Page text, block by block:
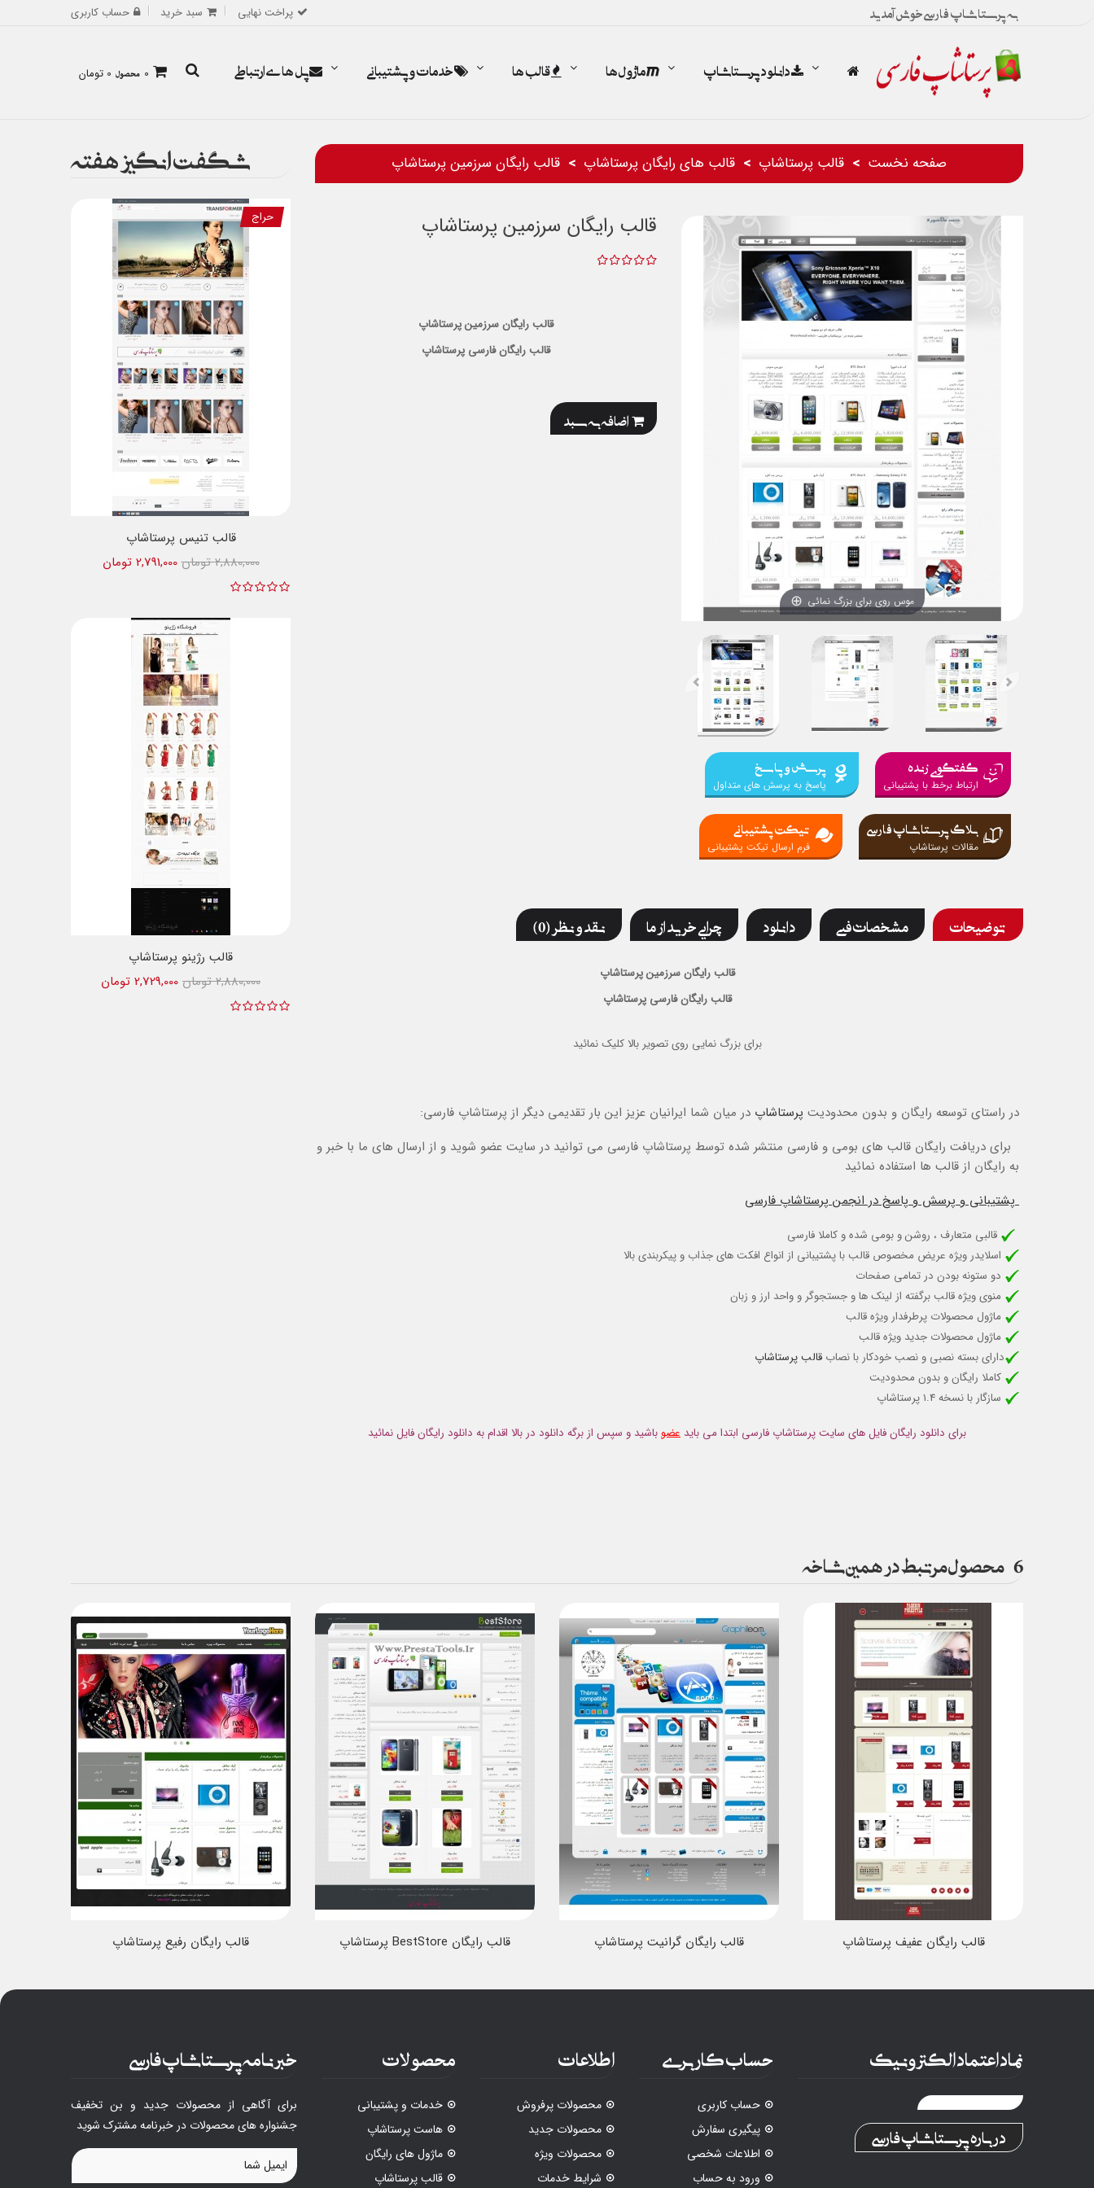
به پرستاشاپ فارسی خوش آمدید پراخت نهایی سبد خرید حساب کاربری
0 محصول 0 تومان دانلود پرستاشاپ ماژول ها قالب ها خدمات و پشتیبانی پل های ارتباطی
صفحه نخست قالب پرستاشاپ قالب های رایگان پرستاشاپ قالب رایگان سرزمین پرستاشاپ
موس روی برای بزرگ نمائی
گفتگوی زنده
ارتباط برخط با پشتیبانی
پرسش و پاسخ
پاسخ به پرسش های متداول
بلاگ پرستاشاپ فارسی
مقالات پرستاشاپ
تیکت پشتیبانی
فرم ارسال تیکت پشتیبانی
قالب رایگان سرزمین پرستاشاپ
قالب رایگان سرزمین پرستاشاپ
قالب رایگان فارسی پرستاشاپ
اضافه به سبد
توضیحات مشخصات فنی دانلود چرایی خرید از ما نقد و نظر (0)
قالب رایگان سرزمین پرستاشاپ
قالب رایگان فارسی پرستاشاپ
برای بزرگ نمایی روی تصویر بالا کلیک نمائید
در راستای توسعه رایگان و بدون محدودیت پرستاشاپ در میان شما ایرانیان عزیز این بار تقدیمی دیگر از پرستاشاپ فارسی:
برای دریافت رایگان قالب های بومی و فارسی منتشر شده توسط پرستاشاپ فارسی می توانید در سایت عضو شوید و از ارسال های ما با خبر و
به رایگان از قالب ها استفاده نمائید
پشتیبانی و پرسش و پاسخ در انجمن پرستاشاپ فارسی
قالبی متعارف ، روشن و بومی شده و کاملا فارسی
اسلایدر ویژه عریض مخصوص قالب با پشتیبانی از انواع افکت های جذاب و پیکربندی بالا
دو ستونه بودن در تمامی صفحات
منوی ویژه قالب برگفته از لینک ها و جستجوگر و واحد ارز و زبان
ماژول محصولات پرطرفدار ویژه قالب
ماژول محصولات جدید ویژه قالب
دارای بسته نصبی و نصب خودکار با نصاب قالب پرستاشاپ
کاملا رایگان و بدون محدودیت
سازگار با نسخه 1.4 پرستاشاپ
برای دانلود رایگان فایل های سایت پرستاشاپ فارسی ابتدا می باید عضوباشید و سپس از برگه دانلود در بالا اقدام به دانلود رایگان فایل نمائید
شگفت انگیز هفته
حراج
قالب تنیس پرستاشاپ
2,791,000 تومان
2,880,000 تومان
قالب رژینو پرستاشاپ
2,729,000 تومان
2,880,000 تومان
6 محصول مرتبط در همین شاخه
قالب رایگان رفیع پرستاشاپ قالب رایگان BestStore پرستاشاپ قالب رایگان گرانیت پرستاشاپ قالب رایگان عفیف پرستاشاپ
نماد اعتماد الکترونیک
درباره پرستاشاپ فارسی
حساب کاربری
حساب کاربری
پیگیری سفارش
اطلاعات شخصی
ورود به حساب
اطلاعات
محصولات پرفروش
محصولات جدید
محصولات ویژه
شرایط خدمات
محصولات
خدمات و پشتیبانی
هاست پرستاشاپ
ماژول های رایگان
قالب پرستاشاپ
خبرنامه پرستاشاپ فارسی
برای آگاهی از محصولات جدید و بن تخفیف
جشنواره های محصولات در خبرنامه مشترک شوید